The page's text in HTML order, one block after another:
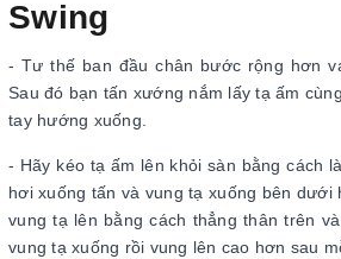
Swing
- Tư thế ban đầu chân bước rộng hơn
Sau đó bạn tấn xướng nắm lấy tạ ấm
tay hướng xuống.
- Hãy kéo tạ ấm lên khỏi sàn bằng cách
hơi xuống tấn và vung tạ xuống bên dưới
vung tạ lên bằng cách thẳng thân trên
vung tạ xuống rồi vung lên cao hơn sau